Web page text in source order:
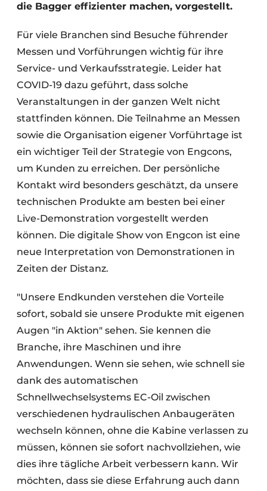
die Bagger effizienter machen, vorgestellt.
Für viele Branchen sind Besuche führender
Messen und Vorführungen wichtig für ihre
Service- und Verkaufsstrategie. Leider hat
COVID-19 dazu geführt, dass solche
Veranstaltungen in der ganzen Welt nicht
stattfinden können. Die Teilnahme an Messen
sowie die Organisation eigener Vorführtage ist
ein wichtiger Teil der Strategie von Engcons,
um Kunden zu erreichen. Der persönliche
Kontakt wird besonders geschätzt, da unsere
technischen Produkte am besten bei einer
Live-Demonstration vorgestellt werden
können. Die digitale Show von Engcon ist eine
neue Interpretation von Demonstrationen in
Zeiten der Distanz.
"Unsere Endkunden verstehen die Vorteile
sofort, sobald sie unsere Produkte mit eigenen
Augen "in Aktion" sehen. Sie kennen die
Branche, ihre Maschinen und ihre
Anwendungen. Wenn sie sehen, wie schnell sie
dank des automatischen
Schnellwechselsystems EC-Oil zwischen
verschiedenen hydraulischen Anbaugeräten
wechseln können, ohne die Kabine verlassen zu
müssen, können sie sofort nachvollziehen, wie
dies ihre tägliche Arbeit verbessern kann. Wir
möchten, dass sie diese Erfahrung auch dann